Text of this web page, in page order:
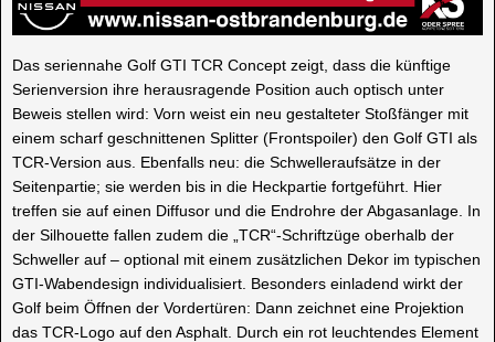
Das seriennahe Golf GTI TCR Concept zeigt, dass die künftige
Serienversion ihre herausragende Position auch optisch unter
Beweis stellen wird: Vorn weist ein neu gestalteter Stoßfänger mit
einem scharf geschnittenen Splitter (Frontspoiler) den Golf GTI als
TCR-Version aus. Ebenfalls neu: die Schwelleraufsätze in der
Seitenpartie; sie werden bis in die Heckpartie fortgeführt. Hier
treffen sie auf einen Diffusor und die Endrohre der Abgasanlage. In
der Silhouette fallen zudem die „TCR“-Schriftzüge oberhalb der
Schweller auf – optional mit einem zusätzlichen Dekor im typischen
GTI-Wabendesign individualisiert. Besonders einladend wirkt der
Golf beim Öffnen der Vordertüren: Dann zeichnet eine Projektion
das TCR-Logo auf den Asphalt. Durch ein rot leuchtendes Element